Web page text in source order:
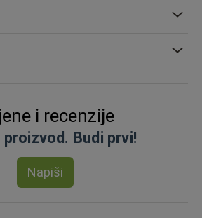
i recenzije
proizvod. Budi prvi!
Napiši